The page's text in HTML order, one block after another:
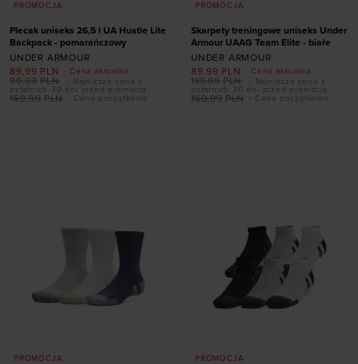
PROMOCJA
Plecak uniseks 26,5 l UA Hustle Lite
Backpack - pomarańczowy
UNDER ARMOUR
- Cena aktualna
89,99 PLN
- Cena początkowa
159,99 PLN
99,99 PLN
- Najniższa cena z
ostatnich 30 dni przed promocją
PROMOCJA
Skarpety treningowe uniseks Under
Armour UAAG Team Elite - białe
UNDER ARMOUR
- Cena aktualna
89,99 PLN
- Cena początkowa
169,99 PLN
119,99 PLN
- Najniższa cena z
ostatnich 30 dni przed promocją
PROMOCJA PROMOCJA